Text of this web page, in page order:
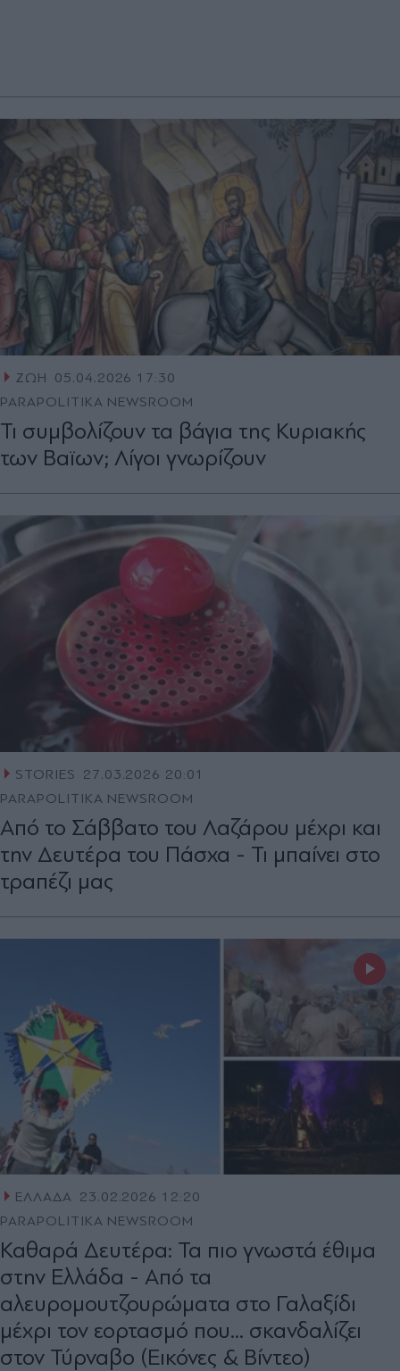
ΖΩΗ
05.04.2026 17:30
PARAPOLITIKA NEWSROOM
Τι συμβολίζουν τα βάγια της Κυριακής
των Βαϊων; Λίγοι γνωρίζουν
STORIES
27.03.2026 20:01
PARAPOLITIKA NEWSROOM
Από το Σάββατο του Λαζάρου μέχρι και
την Δευτέρα του Πάσχα - Τι μπαίνει στο
τραπέζι μας
ΕΛΛΑΔΑ 23.02.2026 12:20
PARAPOLITIKA NEWSROOM
Καθαρά Δευτέρα: Τα πιο γνωστά έθιμα
στην Ελλάδα - Από τα
αλευρομουτζουρώματα στο Γαλαξίδι
μέχρι τον εορτασμό που... σκανδαλίζει
στον Τύρναβο (Εικόνες & Βίντεο)